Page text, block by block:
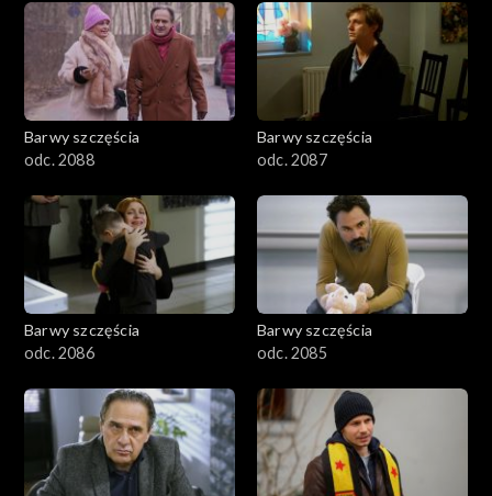
1101–1200
1001–1100
901–1000
801–900
782–800
Barwy szczęścia
odc. 2088
Barwy szczęścia
odc. 2087
Barwy szczęścia
odc. 2086
Barwy szczęścia
odc. 2085